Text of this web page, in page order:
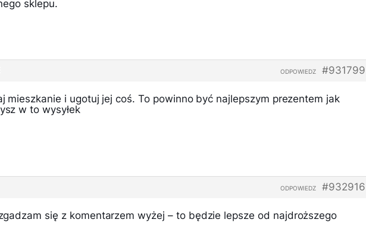
sklepu.
#931799
ODPOWIEDZ
mieszkanie i ugotuj jej coś. To powinno być najlepszym prezentem jak
w to wysyłek
#932916
ODPOWIEDZ
się z komentarzem wyżej – to będzie lepsze od najdroższego